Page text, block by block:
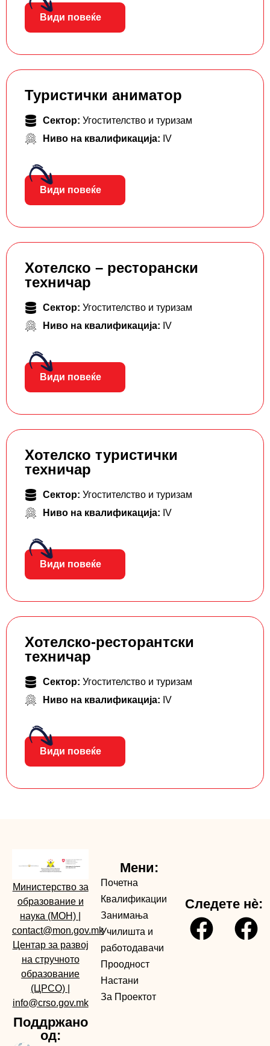
Види повеќе
Туристички аниматор
Сектор: Угостителство и туризам
Ниво на квалификација: IV
Види повеќе
Хотелско – ресторански
техничар
Сектор: Угостителство и туризам
Ниво на квалификација: IV
Види повеќе
Хотелско туристички
техничар
Сектор: Угостителство и туризам
Ниво на квалификација: IV
Види повеќе
Хотелско-ресторантски
техничар
Сектор: Угостителство и туризам
Ниво на квалификација: IV
Види повеќе
Министерство за
образование и
наука (МОН)
contact@mon.gov.mk
Центар за развој
на стручното
образование
(ЦРСО)
info@crso.gov.mk
Поддржано
од:
Мени:
Почетна
Квалификации
Занимања
Училишта и
работодавачи
Проодност
Настани
За Проектот
Следете нè: